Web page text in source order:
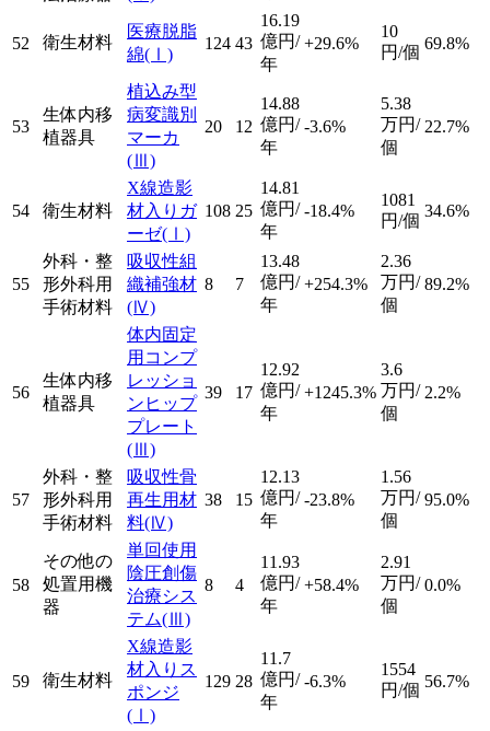
52 衛生材料
医療脱脂
綿(Ⅰ)
124 43
16.19
億円/
年
+29.6%
10
円/個 69.8%
53
生体内移
植器具
植込み型
病変識別
マーカ
(Ⅲ)
20 12
14.88
億円/
年
-3.6%
5.38
万円/
個
22.7%
54 衛生材料
X線造影
材入りガ
ーゼ(Ⅰ)
108 25
14.81
億円/
年
-18.4%
1081
円/個
34.6%
55
外科・整
形外科用
手術材料
吸収性組
織補強材
(Ⅳ)
8 7
13.48
億円/
年
+254.3%
2.36
万円/
個
89.2%
56
生体内移
植器具
体内固定
用コンプ
レッショ
ンヒップ
プレート
(Ⅲ)
39 17
12.92
億円/
年
+1245.3%
3.6
万円/
個
2.2%
57
外科・整
形外科用
手術材料
吸収性骨
再生用材
料(Ⅳ)
38 15
12.13
億円/
年
-23.8%
1.56
万円/
個
95.0%
58
その他の
処置用機
器
単回使用
陰圧創傷
治療シス
テム(Ⅲ)
8 4
11.93
億円/
年
+58.4%
2.91
万円/
個
0.0%
59 衛生材料
X線造影
材入りス
ポンジ
(Ⅰ)
129 28
11.7
億円/
年
-6.3%
1554
円/個 56.7%